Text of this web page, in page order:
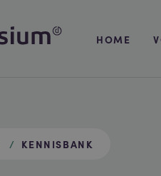
HOME
KENNISBANK